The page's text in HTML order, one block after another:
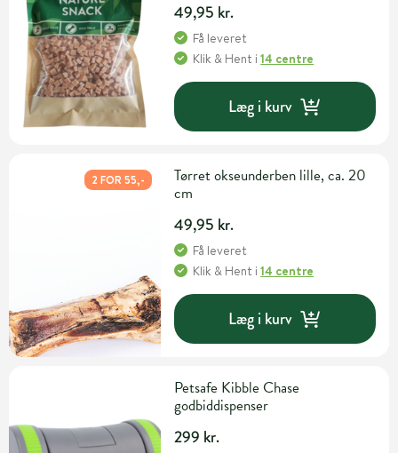
49,95 kr.
Få leveret
Klik & Hent i14 centre
Læg i kurv
2 FOR 55,-
Tørret okseunderben lille, ca. 20
cm
49,95 kr.
Få leveret
Klik & Hent i14 centre
Læg i kurv
Petsafe Kibble Chase
godbiddispenser
299 kr.